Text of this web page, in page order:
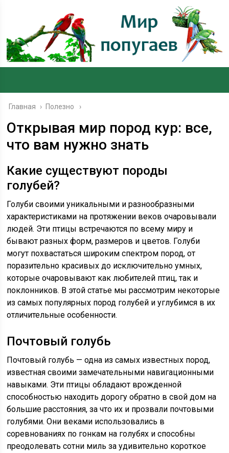
Главная › Полезно
Открывая мир пород кур: все,
что вам нужно знать
Какие существуют породы
голубей?
Голуби своими уникальными и разнообразными
характеристиками на протяжении веков очаровывали
людей. Эти птицы встречаются по всему миру и
бывают разных форм, размеров и цветов. Голуби
могут похвастаться широким спектром пород, от
поразительно красивых до исключительно умных,
которые очаровывают как любителей птиц, так и
поклонников. В этой статье мы рассмотрим некоторые
из самых популярных пород голубей и углубимся в их
отличительные особенности.
Почтовый голубь
Почтовый голубь — одна из самых известных пород,
известная своими замечательными навигационными
навыками. Эти птицы обладают врожденной
способностью находить дорогу обратно в свой дом на
большие расстояния, за что их и прозвали почтовыми
голубями. Они веками использовались в
соревнованиях по гонкам на голубях и способны
преодолевать сотни миль за удивительно короткое